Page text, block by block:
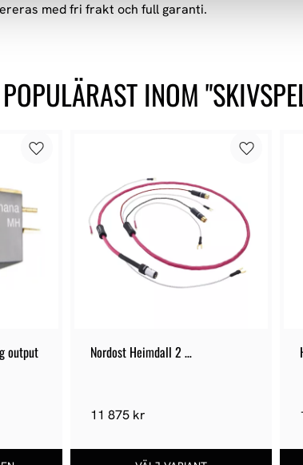
med fri frakt och full garanti.
POPULÄRAST INOM
output Nordost Heimdall 2
11 875 kr